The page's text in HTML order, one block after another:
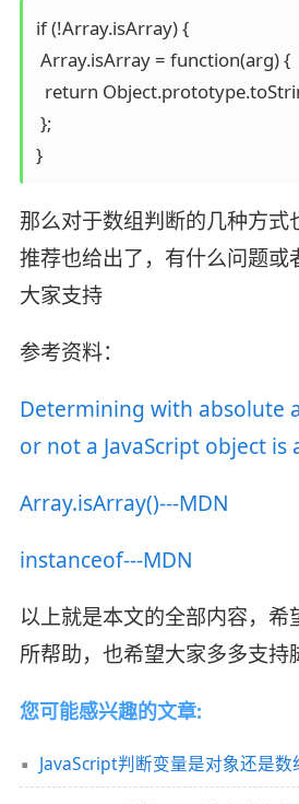
if (!Array.isArray) {
Array.isArray = function(arg) {
return
};
}
那么对于数组判断的几种方式
推荐也给出了，有什么问题或
大家支持
参考资料：
Determining with absolute
or not a JavaScript object is
Array.isArray()---MDN
instanceof---MDN
以上就是本文的全部内容，希
所帮助，也希望大家多多支持
您可能感兴趣的文章:
JavaScript判断变量是对象还是数